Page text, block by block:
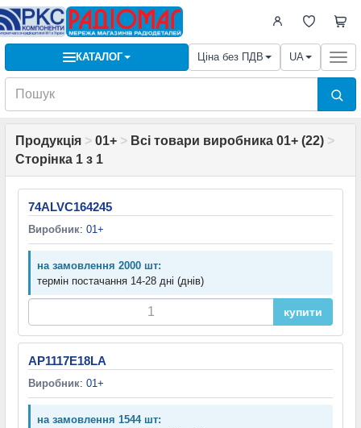
КАТАЛОГ Ціна без ПДВ UA
Продукція > 01+ > Всі товари виробника 01+ (22) >
Сторінка 1 з 1
74ALVC164245
Виробник: 01+
на замовлення 2000 шт:
термін постачання 14-28 дні (днів)
купити
AP1117E18LA
Виробник: 01+
на замовлення 1544 шт: